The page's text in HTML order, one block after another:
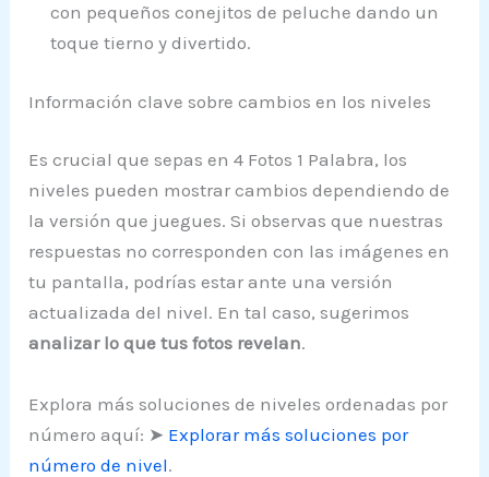
con pequeños conejitos de peluche dando un
toque tierno y divertido.
Información clave sobre cambios en los niveles
Es crucial que sepas en 4 Fotos 1 Palabra, los
niveles pueden mostrar cambios dependiendo de
la versión que juegues. Si observas que nuestras
respuestas no corresponden con las imágenes en
tu pantalla, podrías estar ante una versión
actualizada del nivel. En tal caso, sugerimos
analizar lo que tus fotos revelan.
Explora más soluciones de niveles ordenadas por
número aquí: ➤ Explorar más soluciones por
número de nivel.